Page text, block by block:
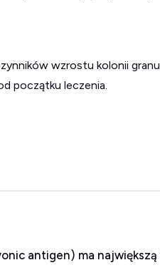
wzrostu kolonii
początku leczenia.
antigen) ma